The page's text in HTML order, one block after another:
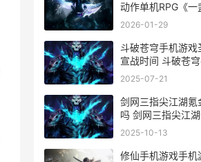
动作单机RPG《一
声：锦衣卫》实机
2026-01-29
斗破苍穹手机游戏
宣战时间 斗破苍
费下载
2025-07-21
剑网三指尖江湖氪
吗 剑网三指尖江
候出的
2025-10-13
修仙手机游戏手机